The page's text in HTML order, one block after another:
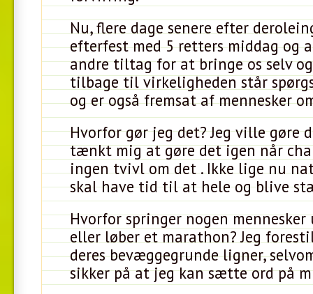
Nu, flere dage senere efter
efterfest med 5 retters middag og
andre tiltag for at bringe os selv
tilbage til virkeligheden står
og er også fremsat af mennesker
Hvorfor gør jeg det? Jeg ville gøre
tænkt mig at gøre det igen når
ingen tvivl om det . Ikke lige nu
skal have tid til at hele og blive
Hvorfor springer nogen
eller løber et marathon? Jeg
deres bevæggegrunde ligner,
sikker på at jeg kan sætte ord på